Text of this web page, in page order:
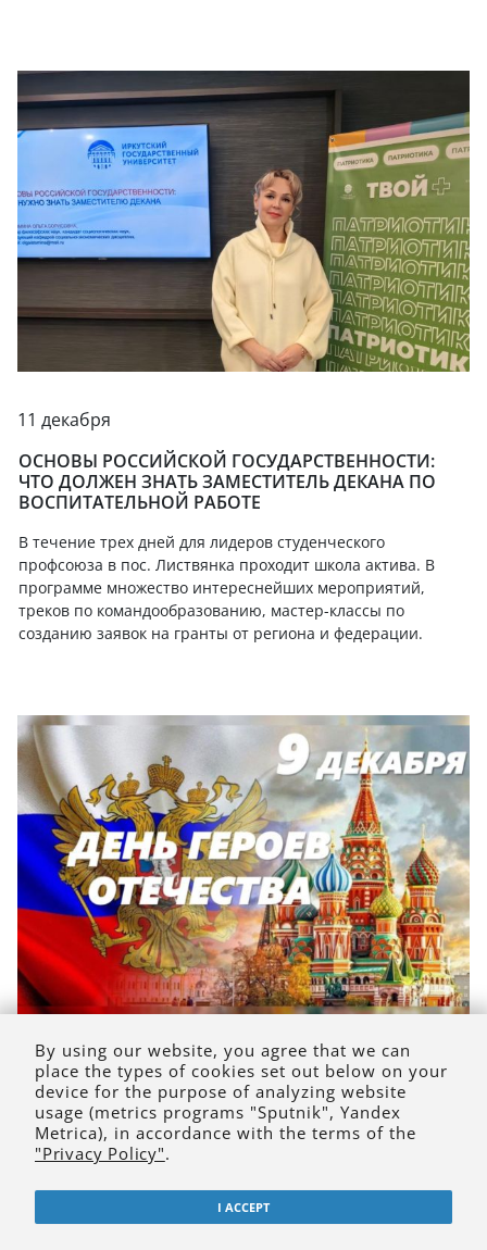
11 декабря
ОСНОВЫ РОССИЙСКОЙ ГОСУДАРСТВЕННОСТИ:
ЧТО ДОЛЖЕН ЗНАТЬ ЗАМЕСТИТЕЛЬ ДЕКАНА ПО
ВОСПИТАТЕЛЬНОЙ РАБОТЕ
В течение трех дней для лидеров студенческого
профсоюза в пос. Листвянка проходит школа актива. В
программе множество интереснейших мероприятий,
треков по командообразованию, мастер-классы по
созданию заявок на гранты от региона и федерации.
9 декабря
ГЕРОЯМ ОТЕЧЕСТВА ПОСВЯЩАЕТСЯ!
9 декабряв России отмечается знаменательная дата –
День Героев Отечества
денькафедра социально-экономических дисциплини
студенты педагогического института подготовили онлайн-
By using our website, you agree that we can
place the types of cookies set out below on your
device for the purpose of analyzing website
usage (metrics programs "Sputnik", Yandex
Metrica), in accordance with the terms of the
"Privacy Policy".
I ACCEPT